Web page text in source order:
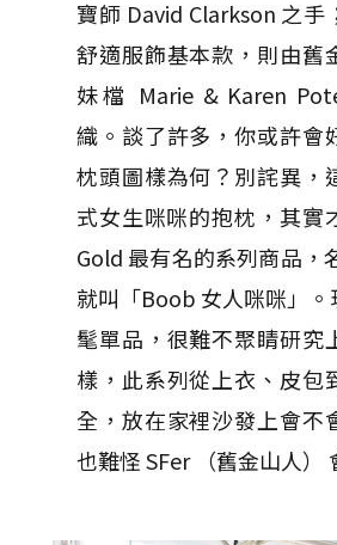
寶師 David Clarkson 之手
舒適服飾基本款，則由舊
妹檔 Marie & Karen
織。談了許多，你或許會
枕頭圖樣為何？別詫異，
式女生咪咪的抱枕，其實
Gold 最有名的系列商品
就叫「Boob 女人咪咪」
髦單品，很難不聚睛研究
樣，此系列從上衣、皮包
全，放在家裡沙發上會不
也難怪 SFer （舊金山人）